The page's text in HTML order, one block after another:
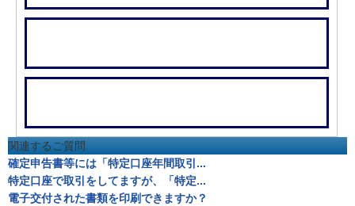
関連するご質問
確定申告書等には「特定口座年間取引...
特定口座で取引をしてますが、「特定...
電子交付された書類を印刷できますか？